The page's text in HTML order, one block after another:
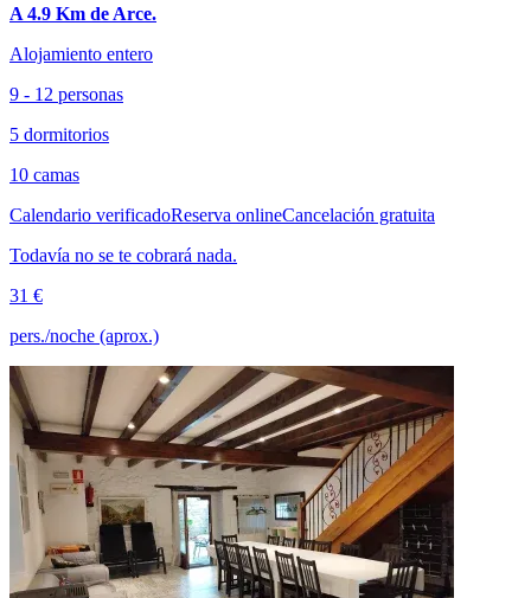
A 4.9 Km de Arce.
Alojamiento entero
9 - 12 personas
5 dormitorios
10 camas
Calendario verificadoReserva onlineCancelación gratuita
Todavía no se te cobrará nada.
31 €
pers./noche (aprox.)